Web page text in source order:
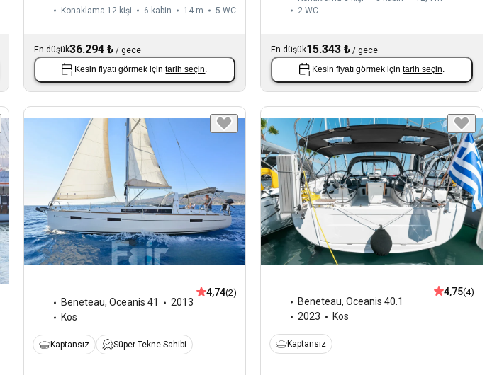
Konaklama 12 kişi 6 kabin 14 m 5 WC
En düşük36.294 ₺/ gece
Kesin fiyatı görmek içintarih seçin.
2 WC
En düşük15.343 ₺ /gece
Kesin fiyatı görmek içintarih seçin.
Beneteau, Oceanis 41
2013
Kos
4,74(2)
Kaptansız Süper Tekne Sahibi
Beneteau,Oceanis 40.1
2023
Kos
4,75(4)
Kaptansız